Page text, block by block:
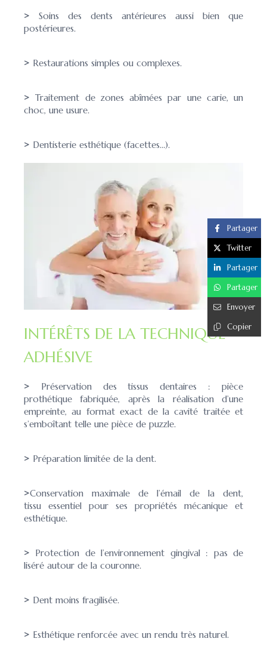
> Soins des dents antérieures aussi bien que
postérieures.
> Restaurations simples ou complexes.
> Traitement de zones abîmées par une carie, un
choc, une usure.
> Dentisterie esthétique (facettes…).
INTÉRÊTS DE LA TECHNIQUE
ADHÉSIVE
> Préservation des tissus dentaires : pièce
prothétique fabriquée, après la réalisation d’une
empreinte, au format exact de la cavité traitée et
s’emboîtant telle une pièce de puzzle.
> Préparation limitée de la dent.
>Conservation maximale de l’émail de la dent,
tissu essentiel pour ses propriétés mécanique et
esthétique.
> Protection de l’environnement gingival : pas de
liséré autour de la couronne.
> Dent moins fragilisée.
> Esthétique renforcée avec un rendu très naturel.
Partager
Twitter
Partager
Partager
Envoyer
Copier